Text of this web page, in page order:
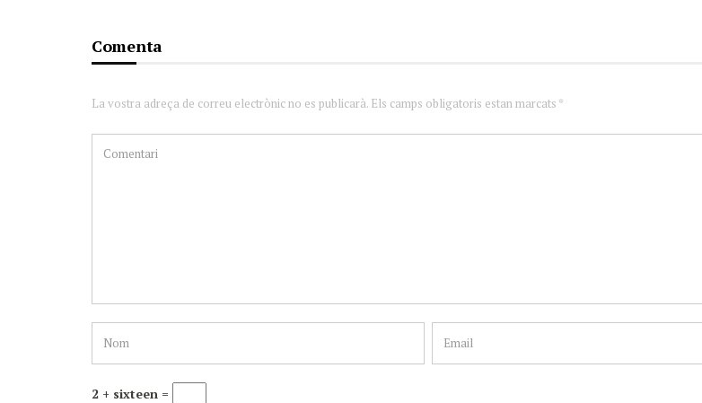
Comenta
La vostra adreça de correu electrònic no es publicarà. Els camps obligatoris estan marcats *
2 + sixteen =